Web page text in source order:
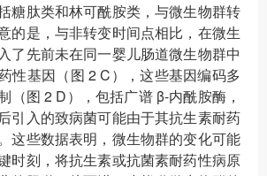
糖肽类和林可酰胺类，与微生物群转
的是，与非转变时间点相比，在微生
了先前未在同一婴儿肠道微生物群中
性基因（图 2 C），这些基因编码多
（图 2 D），包括广谱 β-内酰胺酶，
引入的致病菌可能由于其抗生素耐药
这些数据表明，微生物群的变化可能
时刻，将抗生素或抗菌素耐药性病原